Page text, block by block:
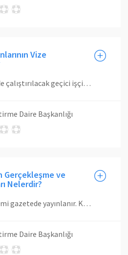
Vize
Harcama birimlerinde çalıştırılacak geçici işçi pozisyon sayılarının (adam/ay) aylar itibariyle dağılımının Maliye Bakanlığınca vizesi yapıldıktan sonra birimler itibariyle dağılımı gösteren cetveller kontrole tabidir. Geçici işçi pozisyonları Strateji Geliştirme Daire Başkanlığı İç Kontrol ve Ön Mali Kontrol Şube Müdürlüğünce en geç beş işgünü içinde kontrol edilir. Kontrol sonucunda uygun görülmeyen cetveller aynı süre içinde gerekçeli bir yazıyla ilgili birime gönderilir.
Daire Başkanlığı
Gerçekleşme ve
Nelerdir?
Yatırım programı resmi gazetede yayınlanır. Kalkınma Bakanlığı ve Yükseköğretim Kurulu Başkanlığı’nca 3’er aylık ve yıllık olarak istenilen yatırım programı gerçekleşme ve uygulama sonuçları Strateji Geliştirme Daire Başkanlığı tarafından ilgili kurumlara gönderilir. Rektörlük Makamının onayı ile 3’er aylık gerçekleşme raporları Kalkınma Bakanlığı’na ve Yükseköğretim Kurulu Başkanlığı’na, yıllık gerçekleşme ve uygulama sonuçları Sayıştay Başkanlığı’na, Yükseköğretim Kurulu Başkanlığı’na ve Kalkınma Bakanlığı’na üst yazı ile gönderilir ve ayrıca elektronik ortamda girişleri yapılır.
Daire Başkanlığı